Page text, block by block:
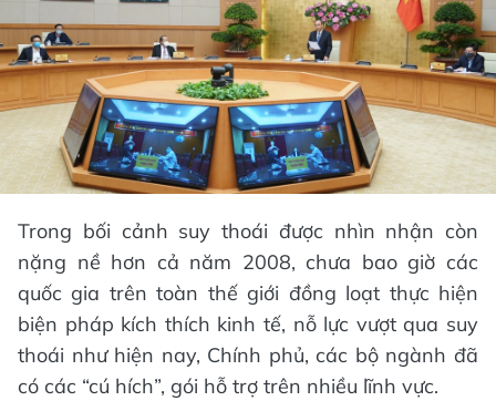
Trong bối cảnh suy thoái được nhìn nhận còn
nặng nề hơn cả năm 2008, chưa bao giờ các
quốc gia trên toàn thế giới đồng loạt thực hiện
biện pháp kích thích kinh tế, nỗ lực vượt qua suy
thoái như hiện nay, Chính phủ, các bộ ngành đã
có các “cú hích”, gói hỗ trợ trên nhiều lĩnh vực.